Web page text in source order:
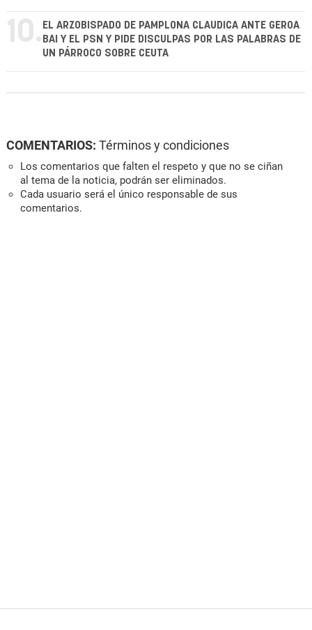
10. EL ARZOBISPADO DE PAMPLONA CLAUDICA ANTE GEROA
BAI Y EL PSN Y PIDE DISCULPAS POR LAS PALABRAS DE
UN PÁRROCO SOBRE CEUTA
COMENTARIOS: Términos y condiciones
Los comentarios que falten el respeto y que no se ciñan
al tema de la noticia, podrán ser eliminados.
Cada usuario será el único responsable de sus
comentarios.